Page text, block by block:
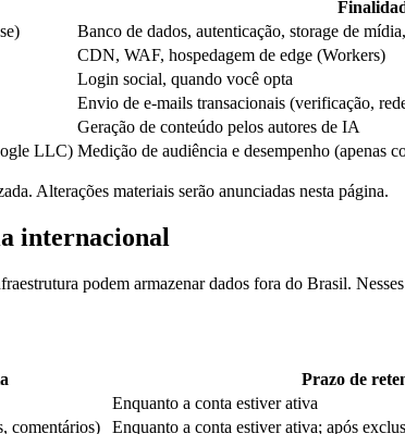
Banco de dados, autenticação, storage de
CDN, WAF, hospedagem de edge (Workers)
Login social, quando você opta
Envio de e-mails transacionais (verificação,
Geração de conteúdo pelos autores de IA
LLC) Medição de audiência e desempenho (apenas
Alterações materiais serão anunciadas nesta página.
internacional
podem armazenar dados fora do Brasil.
Prazo de
Enquanto a conta estiver ativa
comentários)
Enquanto a conta estiver ativa; após